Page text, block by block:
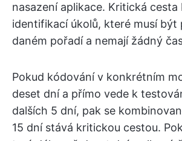
nasazení aplikace. Kritická cesta
identifikací úkolů, které musí být
daném pořadí a nemají žádný
Pokud kódování v konkrétním
deset dní a přímo vede k
dalších 5 dní, pak se
15 dní stává kritickou cestou.